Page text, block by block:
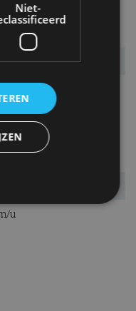
u
Niet-
de
mogelijk, zoals